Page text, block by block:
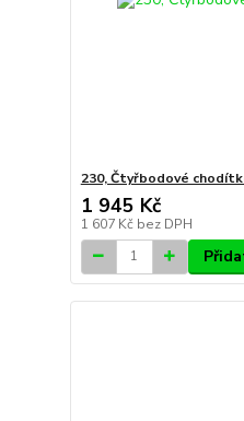
230, Čtyřbodové
1 945 Kč
1 607 Kč bez DPH